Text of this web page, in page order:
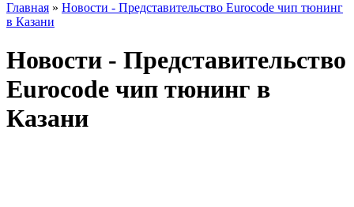
Главная » Новости - Представительство Eurocode чип тюнинг
в Казани
Новости - Представительство
Eurocode чип тюнинг в
Казани